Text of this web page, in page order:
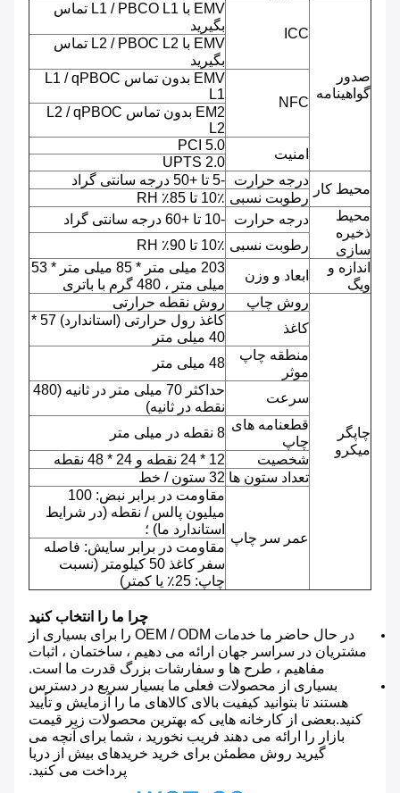
صدور
گواهینامه
ICC
EMV با L1 / PBCO L1 تماس
بگیرید
EMV با L2 / PBOC L2 تماس
بگیرید
NFC
EMV بدون تماس L1 / qPBOC
L1
EM2 بدون تماس L2 / qPBOC
L2
امنیت
PCI 5.0
UPTS 2.0
محیط کار
درجه حرارت
-5 تا +50 درجه سانتی گراد
رطوبت نسبی 10٪ تا 85٪ RH
محیط
ذخیره
سازی
درجه حرارت
-10 تا +60 درجه سانتی گراد
رطوبت نسبی 10٪ تا 90٪ RH
اندازه و
ویگ
ابعاد و وزن
203 میلی متر * 85 میلی متر * 53
میلی متر ، 480 گرم با باتری
چاپگر
میکرو
روش چاپ
روش نقطه حرارتی
کاغذ
کاغذ رول حرارتی (استاندارد) 57 *
40 میلی متر
منطقه چاپ
موثر
48 میلی متر
سرعت
حداکثر 70 میلی متر در ثانیه (480
نقطه در ثانیه)
قطعنامه های
چاپ
8 نقطه در میلی متر
شخصیت
12 * 24 نقطه و 24 * 48 نقطه
تعداد ستون ها 32 ستون / خط
عمر سر چاپ
مقاومت در برابر نبض: 100
میلیون پالس / نقطه (در شرایط
استاندارد ما) ؛
مقاومت در برابر سایش: فاصله
سفر کاغذ 50 کیلومتر (نسبت
چاپ: 25٪ یا کمتر)
چرا ما را انتخاب کنید
در حال حاضر ما خدمات OEM / ODM را برای بسیاری از
مشتریان در سراسر جهان ارائه می دهیم ، ساختمان ، اثبات
مفاهیم ، طرح ها و سفارشات بزرگ قدرت ما است.
بسیاری از محصولات فعلی ما بسیار سریع در دسترس
هستند تا بتوانید کیفیت بالای کالاهای ما را آزمایش و تأیید
کنید.بعضی از کارخانه هایی که بهترین محصولات زیر قیمت
بازار را ارائه می دهند فریب نخورید ، شما برای آنچه می
گیرید روش مطمئن برای خرید خریدهای بیش از دریا
پرداخت می کنید.